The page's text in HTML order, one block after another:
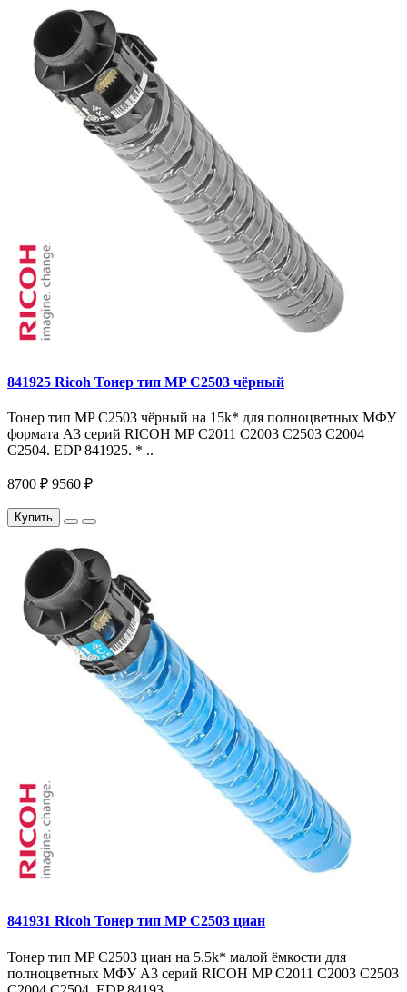
841925 Ricoh Тонер тип MP C2503 чёрный
Тонер тип MP C2503 чёрный на 15k* для полноцветных МФУ
формата A3 серий RICOH MP С2011 С2003 С2503 C2004
С2504. EDP 841925. * ..
8700 ₽ 9560 ₽
Купить
841931 Ricoh Тонер тип MP C2503 циан
Тонер тип MP C2503 циан на 5.5k* малой ёмкости для
полноцветных МФУ A3 серий RICOH MP C2011 C2003 C2503